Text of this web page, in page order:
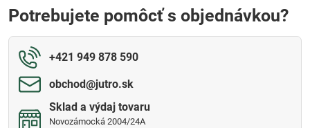
Potrebujete pomôcť s objednávkou?
+421 949 878 590
obchod​@jutro​.sk
Sklad a výdaj tovaru
Novozámocká 2004/24A